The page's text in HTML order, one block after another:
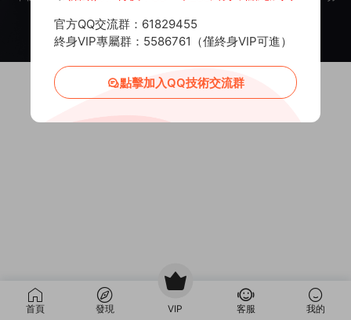
Copyright © 2012-2025 MiR6.COMAll Rights Reserved
投訴郵箱： Mail@Mir6.com 蜀ICP備2022016462号-2
首頁 發現 VIP 客服 我的
官方QQ交流群：61829455
終身VIP專屬群：5586761（僅終身VIP可進）
點擊加入QQ技術交流群